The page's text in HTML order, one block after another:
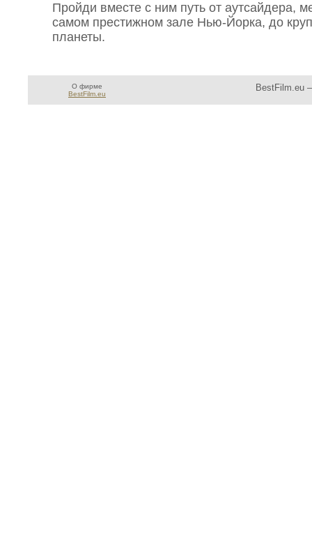
Пройди вместе с ним путь от аутсайдера,
самом престижном зале Нью-Йорка, до
планеты.
О фирме
BestFilm.eu
BestFilm.eu